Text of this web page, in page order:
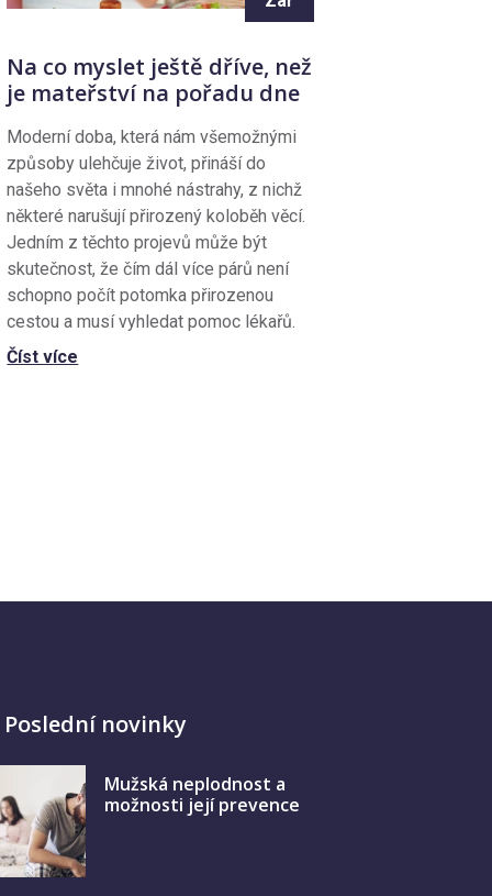
Na co myslet ještě dříve, než
je mateřství na pořadu dne
Moderní doba, která nám všemožnými
způsoby ulehčuje život, přináší do
našeho světa i mnohé nástrahy, z nichž
některé narušují přirozený koloběh věcí.
Jedním z těchto projevů může být
skutečnost, že čím dál více párů není
schopno počít potomka přirozenou
cestou a musí vyhledat pomoc lékařů.
Číst více
novinky
Mužská neplodnost a
možnosti její prevence